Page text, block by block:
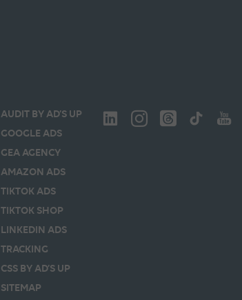
AUDIT BY AD’S UP
GOOGLE ADS
GEA AGENCY
AMAZON ADS
TIKTOK ADS
TIKTOK SHOP
LINKEDIN ADS
TRACKING
CSS BY AD’S UP
SITEMAP